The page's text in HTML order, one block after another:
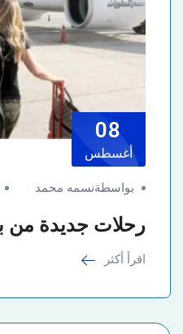
08
أغسطس
بواسطةنسمه محمد
رحلات جديدة من
اقرأ أكثر